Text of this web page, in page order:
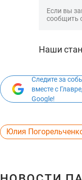
Если вы
сообщить
Наши
Следите за
вместе с
Google!
Юлия